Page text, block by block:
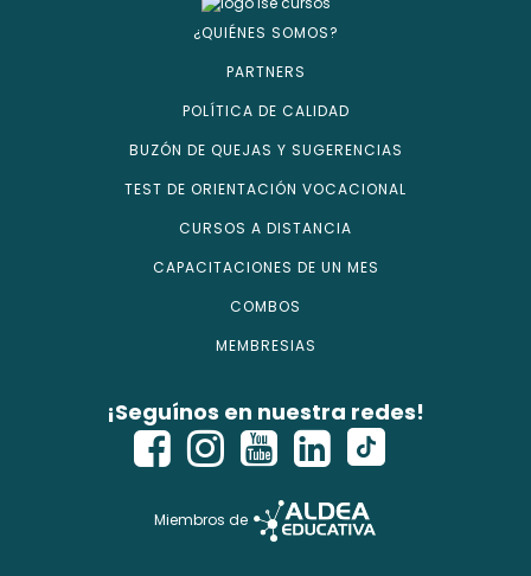
¿QUIÉNES SOMOS?
PARTNERS
POLÍTICA DE CALIDAD
BUZÓN DE QUEJAS Y SUGERENCIAS
TEST DE ORIENTACIÓN VOCACIONAL
CURSOS A DISTANCIA
CAPACITACIONES DE UN MES
COMBOS
MEMBRESIAS
¡Seguínos en nuestra redes!
Miembros de